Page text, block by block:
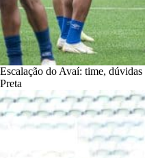
Escalação do Avaí: time, dúvidas
Preta